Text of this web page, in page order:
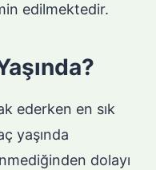
edilmektedir.
ederken en sık
yaşında
dolayı